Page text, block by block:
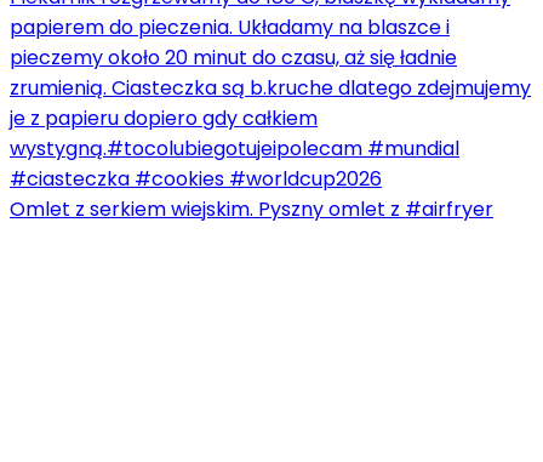
Omlet z serkiem wiejskim. Pyszny omlet z #airfryer